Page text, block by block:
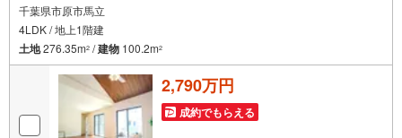
千葉県市原市馬立
4LDK / 地上1階建
土地276.35m2 /建物 100.2m2
2,790万円
成約でもらえる